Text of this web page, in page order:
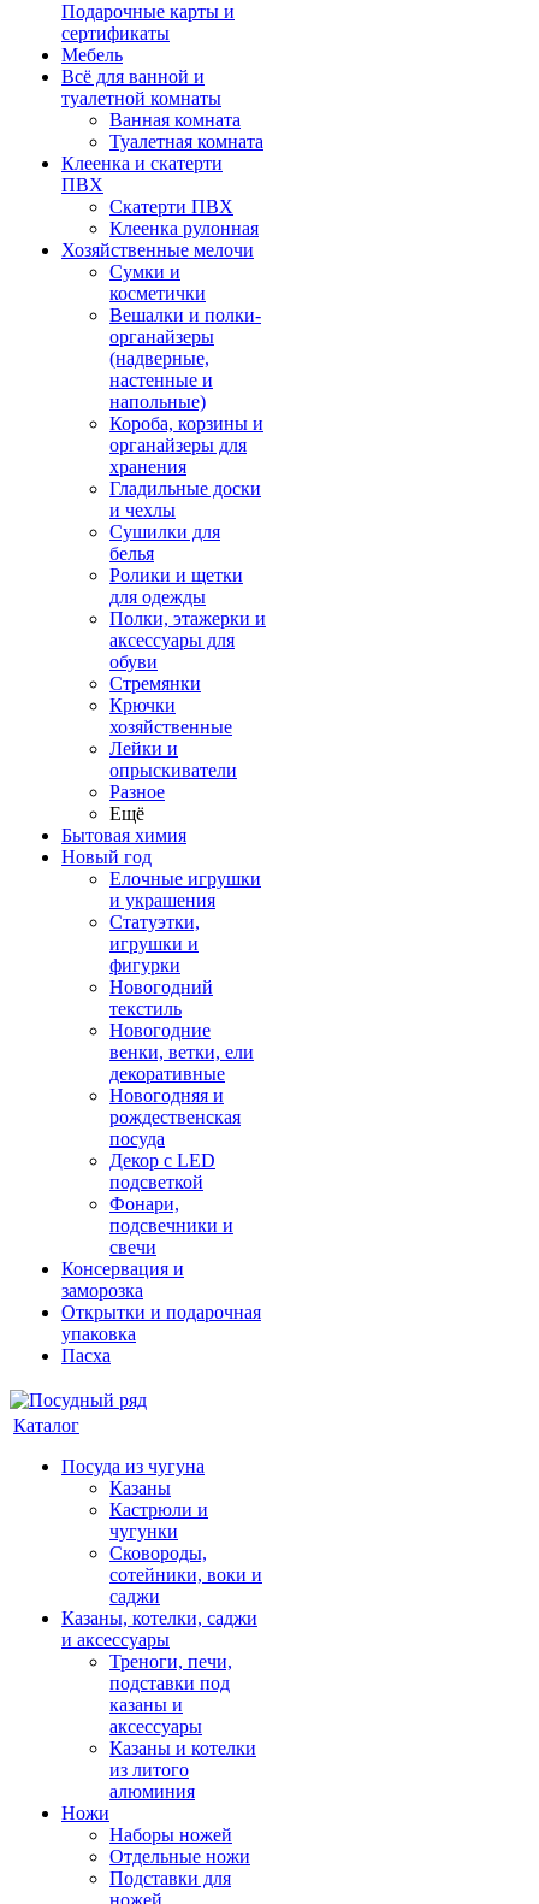
Подарочные карты и
сертификаты
Мебель
Всё для ванной и
туалетной комнаты
Ванная комната
Туалетная комната
Клеенка и скатерти
ПВХ
Скатерти ПВХ
Клеенка рулонная
Хозяйственные мелочи
Сумки и
косметички
Вешалки и полки-
органайзеры
(надверные,
настенные и
напольные)
Короба, корзины и
органайзеры для
хранения
Гладильные доски
и чехлы
Сушилки для
белья
Ролики и щетки
для одежды
Полки, этажерки и
аксессуары для
обуви
Стремянки
Крючки
хозяйственные
Лейки и
опрыскиватели
Разное
Ещё
Бытовая химия
Новый год
Елочные игрушки
и украшения
Статуэтки,
игрушки и
фигурки
Новогодний
текстиль
Новогодние
венки, ветки, ели
декоративные
Новогодняя и
рождественская
посуда
Декор с LED
подсветкой
Фонари,
подсвечники и
свечи
Консервация и
заморозка
Открытки и подарочная
упаковка
Пасха
Каталог
Посуда из чугуна
Казаны
Кастрюли и
чугунки
Сковороды,
сотейники, воки и
саджи
Казаны, котелки, саджи
и аксессуары
Треноги, печи,
подставки под
казаны и
аксессуары
Казаны и котелки
из литого
алюминия
Ножи
Наборы ножей
Отдельные ножи
Подставки для
ножей